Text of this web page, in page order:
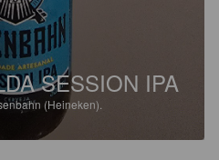
SESSION IPA
(Heineken).